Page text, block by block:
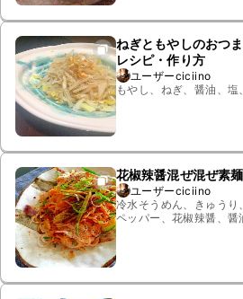
ねぎともやしのおつ
レシピ・作り方
ユーザーciciino
もやし、ねぎ、醤油、
花椒辣醤混ぜ混ぜ素
ユーザーciciino
冷水そうめん、きゅうり
ペッパー、花椒辣醤、醤